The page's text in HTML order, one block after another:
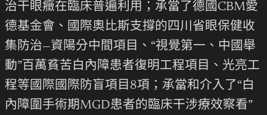
治干眼癥在臨床普遍利用；承當了德國CBM愛
德基金會、國際奧比斯支撐的四川省眼保健收
集防治—資陽分中間項目、“視覺第一、中國舉
動”百萬貧苦白內障患者復明工程項目、光亮工
程等國際國際防盲項目8項；承當和介入了“白
內障圍手術期MGD患者的臨床干涉療效察看”